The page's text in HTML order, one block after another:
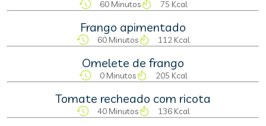
60 Minutos 75 Kcal
Frango apimentado
60 Minutos 112 Kcal
Omelete de frango
0 Minutos 205 Kcal
Tomate recheado com ricota
40 Minutos 136 Kcal